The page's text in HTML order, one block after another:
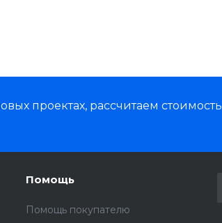
проектах, рассчитаем стоимость
Помощь
Помощь покупателю